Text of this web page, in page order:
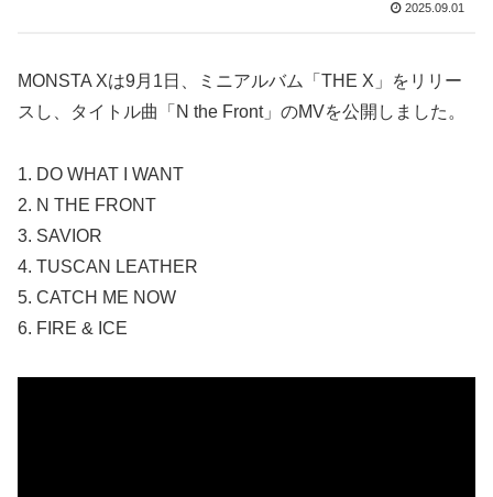
2025.09.01
MONSTA Xは9月1日、ミニアルバム「THE X」をリリー
スし、タイトル曲「N the Front」のMVを公開しました。
1. DO WHAT I WANT
2. N THE FRONT
3. SAVIOR
4. TUSCAN LEATHER
5. CATCH ME NOW
6. FIRE & ICE